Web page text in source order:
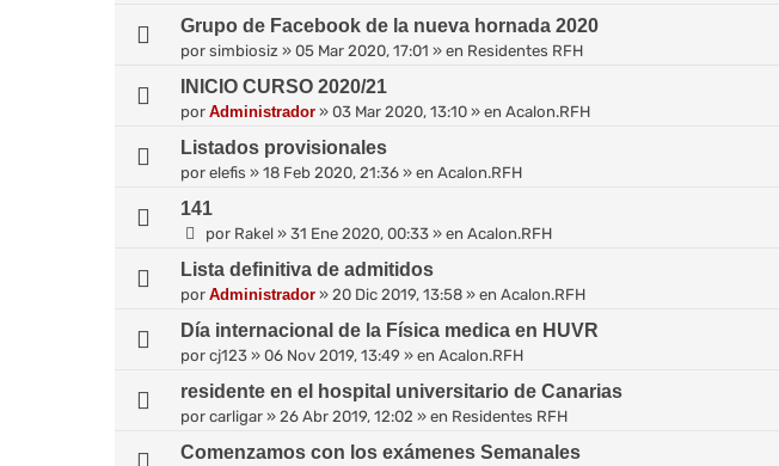
Grupo de Facebook de la nueva hornada 2020
por simbiosiz » 05 Mar 2020, 17:01 » en Residentes RFH
INICIO CURSO 2020/21
por Administrador » 03 Mar 2020, 13:10 » en Acalon.RFH
Listados provisionales
por elefis » 18 Feb 2020, 21:36 » en Acalon.RFH
141
por Rakel » 31 Ene 2020, 00:33 » en Acalon.RFH
Lista definitiva de admitidos
por Administrador » 20 Dic 2019, 13:58 » en Acalon.RFH
Día internacional de la Física medica en HUVR
por cj123 » 06 Nov 2019, 13:49 » en Acalon.RFH
residente en el hospital universitario de Canarias
por carligar » 26 Abr 2019, 12:02 » en Residentes RFH
Comenzamos con los exámenes Semanales